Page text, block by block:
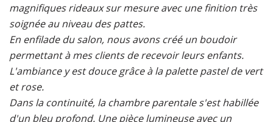
magnifiques rideaux sur mesure avec une finition très
soignée au niveau des pattes.
En enfilade du salon, nous avons créé un boudoir
permettant à mes clients de recevoir leurs enfants.
L'ambiance y est douce grâce à la palette pastel de vert
et rose.
Dans la continuité, la chambre parentale s'est habillée
d'un bleu profond. Une pièce lumineuse avec un